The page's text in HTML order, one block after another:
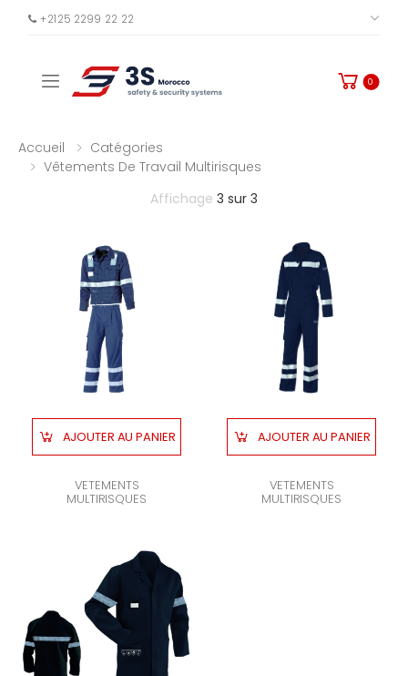
+2125 2299 22 22
Toggle mobile menu 0
Accueil
Catégories
Vêtements De Travail Multirisques
Affichage 3 sur 3
AJOUTER AU PANIER
VETEMENTS
MULTIRISQUES
AJOUTER AU PANIER
VETEMENTS
MULTIRISQUES